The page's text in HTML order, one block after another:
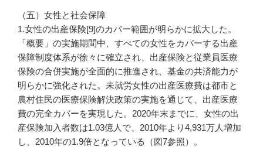
（五）女性と社会保障
1.女性の出産保険[9]のカバー範囲が明らかに拡大した。
「概要」の実施期間中、すべての女性をカバーする出産
保障制度体系が徐々に確立され、出産保険と従業員医療
保険の合併実施が全面的に推進され、基金の共済能力が
明らかに強化された。未就労女性の出産医療費は都市と
農村住民の医療保険解決政策の実施を通じて、出産医療
費の完全カバーを実現した。2020年末までに、女性の出
産保険加入者数は1.03億人で、2010年より4,931万人増加
し、2010年の1.9倍となっている（図7参照）。